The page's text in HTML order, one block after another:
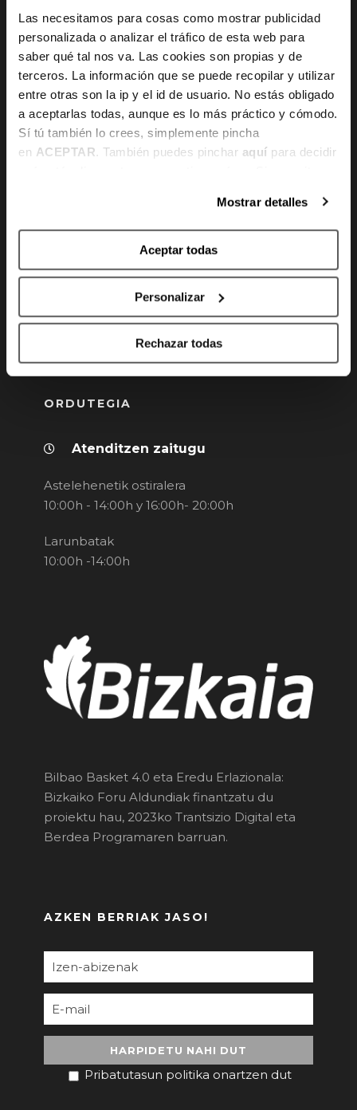
Las necesitamos para cosas como mostrar publicidad
personalizada o analizar el tráfico de esta web para
saber qué tal nos va. Las cookies son propias y de
terceros. La información que se puede recopilar y utilizar
entre otras son la ip y el id de usuario. No estás obligado
a aceptarlas todas, aunque es lo más práctico y cómodo.
Sí tú también lo crees, simplemente pincha
en ACEPTAR . También puedes pinchar aquí para decidir
Mostrar detalles
Aceptar todas
Personalizar
Rechazar todas
Canal de denuncias
(+34) 944 70 06 78
ORDUTEGIA
Atenditzen zaitugu
Astelehenetik ostiralera
10:00h - 14:00h y 16:00h- 20:00h
Larunbatak
10:00h -14:00h
Bilbao Basket 4.0 eta Eredu Erlazionala:
Bizkaiko Foru Aldundiak finantzatu du
proiektu hau, 2023ko Trantsizio Digital eta
Berdea Programaren barruan.
AZKEN BERRIAK JASO!
Pribatutasun politika onartzen dut